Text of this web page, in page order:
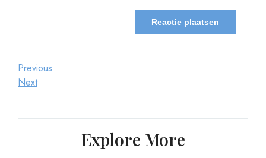
Berichtnavigatie
Previous
Post
Previous
Next
Next
Explore More